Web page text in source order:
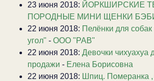
23 июня 2018: ЙОРКШИРСКИЕ
ПОРОДНЫЕ МИНИ ЩЕНКИ
22 июня 2018: Пелёнки для
угол" - ООО "РАВ"
22 июня 2018: Девочки чихуахуа
продажи - Елена Борисовна
22 июня 2018: Шпиц. Померанка ,